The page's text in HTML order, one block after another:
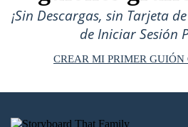
¡Sin Descargas, sin Tarjeta
de Iniciar Sesión
CREAR MI PRIMER GUIÓN